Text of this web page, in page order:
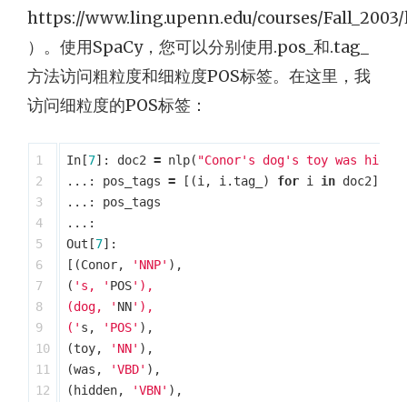
https://www.ling.upenn.edu/courses/
）。使用SpaCy，您可以分别使用.pos_和.tag_
方法访问粗粒度和细粒度POS标签。在这里，我
访问细粒度的POS标签：
1
2
3
4
5
6
7
8
9
10
11
12
In [7]: doc2 = nlp( "Conor's dog's toy was
...:
pos_tags = [(i , i . tag_ ) for i in doc2]
...:
pos_tags
...:
Out [7]:
[(Conor, 'NNP' ),
( 's, ' POS'),
(dog, ' NN'),
(' s , 'POS' ),
(toy, 'NN' ),
(was , 'VBD' ),
( hidden, 'VBN' ),